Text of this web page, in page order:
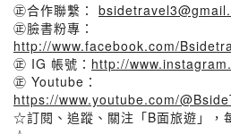
㊣合作聯繫：
㊣臉書粉專：
http://www.facebook.com/
㊣ IG 帳號： http://
㊣ Youtube：
https://www.youtube.com/
☆訂閱、追蹤、關注「B面旅遊」，